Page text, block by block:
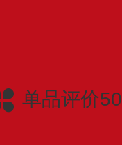
单品评价